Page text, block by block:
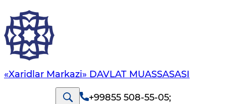
«Xaridlar Markazi» DAVLAT MUASSASASI
+99855 508-55-05;